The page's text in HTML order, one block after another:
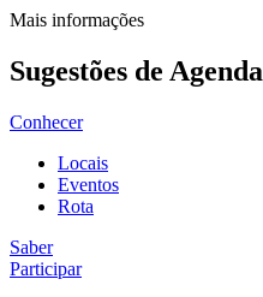
Mais informações
Sugestões de Agenda
Conhecer
Locais
Eventos
Rota
Saber
Participar